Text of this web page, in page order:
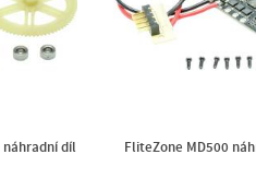
náhradní díl FliteZone MD500